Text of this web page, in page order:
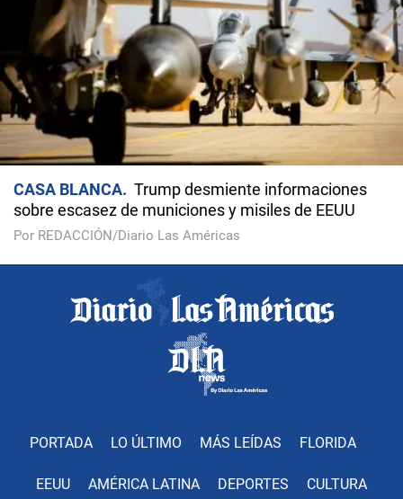
CASA BLANCA
Trump desmiente informaciones
sobre escasez de municiones y misiles de EEUU
Por REDACCIÓN/Diario Las Américas
PORTADA LO ÚLTIMO MÁS LEÍDAS FLORIDA
EEUU AMÉRICA LATINA DEPORTES CULTURA